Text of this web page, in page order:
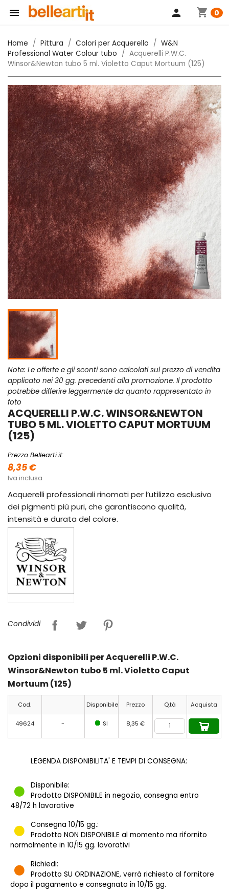
 shopping_cart 0
person
Home Pittura Colori per Acquerello
W&N
Professional Water Colour tubo
Acquerelli P.W.C.
Winsor&Newton tubo 5 ml. Violetto Caput Mortuum (125)
Note: Le offerte e gli sconti sono calcolati sul prezzo di vendita
applicato nei 30 gg. precedenti alla promozione. Il prodotto
potrebbe differire leggermente da quanto rappresentato in
foto
ACQUERELLI P.W.C. WINSOR&NEWTON
TUBO 5 ML. VIOLETTO CAPUT MORTUUM
(125)
Prezzo Bellearti.it:
8,35 €
Iva inclusa
Acquerelli professionali rinomati per l’utilizzo esclusivo
dei pigmenti più puri, che garantiscono qualità,
intensità e durata del colore.
Condividi
Opzioni disponibili per Acquerelli P.W.C.
Winsor&Newton tubo 5 ml. Violetto Caput
Mortuum (125)
Cod. Disponibile Prezzo Q.tà Acquista
49624 - SI 8,35 €
LEGENDA DISPONIBILITA' E TEMPI DI CONSEGNA:
Disponibile:
Prodotto DISPONIBILE in negozio, consegna entro
48/72 h lavorative
Consegna 10/15 gg.:
Prodotto NON DISPONIBILE al momento ma rifornito
normalmente in 10/15 gg. lavorativi
Richiedi:
Prodotto SU ORDINAZIONE, verrà richiesto al fornitore
dopo il pagamento e consegnato in 10/15 gg.